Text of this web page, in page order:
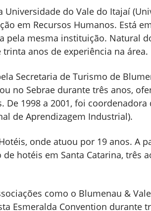
do Vale do Itajaí
em Recursos Humanos. Está
mesma instituição. Natural
anos de experiência na área.
Secretaria de Turismo de
no Sebrae durante três anos,
1998 a 2001, foi coordenadora
de Aprendizagem Industrial).
onde atuou por 19 anos. A
hotéis em Santa Catarina, três
como o Blumenau &
Esmeralda Convention durante